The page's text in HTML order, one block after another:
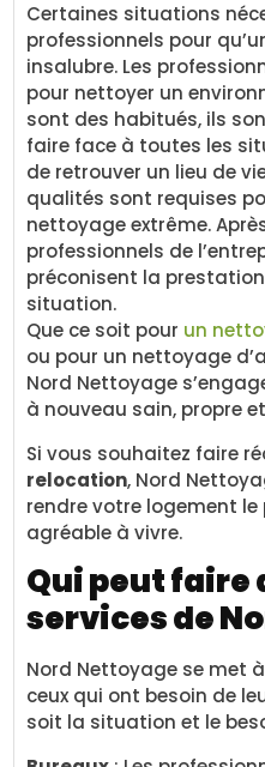
Certaines situations
professionnels pour
insalubre. Les
pour nettoyer un
sont des habitués, ils
faire face à toutes les
de retrouver un lieu de
qualités sont requises
nettoyage extrême.
professionnels de
préconisent la
situation.
Que ce soit pour un
ou pour un nettoyage
Nord Nettoyage
à nouveau sain, propre
Si vous souhaitez faire
relocation, Nord
rendre votre logement
agréable à vivre.
Qui peut faire
services de
Nord Nettoyage se met
ceux qui ont besoin de
soit la situation et le